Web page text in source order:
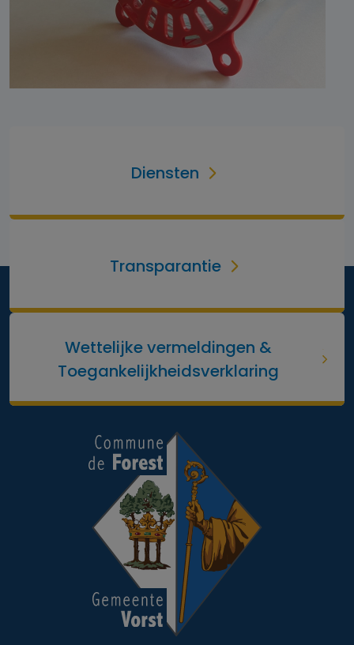
Diensten
Transparantie
Wettelijke vermeldingen &
Toegankelijkheidsverklaring